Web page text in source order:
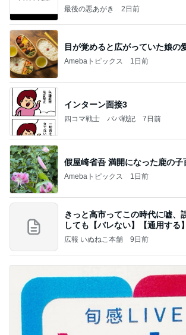
最後の悪あがき 2日前
目が覚めると広がっていた娘の
Amebaトピックス 1日前
インターン面接3
四コマ戦士 パパ戦記 7日前
假屋崎省吾 満開になった鹿の子
Amebaトピックス 1日前
きっと高市ってこの時代に嘘、
しても【バレない】【通用する
だろ
広報 いぬねこ本舗 9日前